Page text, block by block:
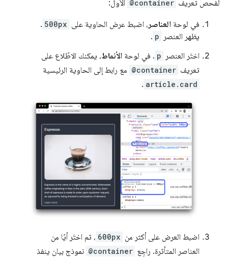
لفحص تعريف @container الأول:
في لوحة العناصر ، اضبط عرض الحاوية على 500px
.
يظهر العنصر
p
.
اختَر العنصر
p . في لوحة الأنماط، يمكنك الاطّلاع على
تعريف @container مع رابط إلى الحاوية الرئيسية
article.card
.
اضبط العرض على أكثر من 600px ، ثم اختَر أيًا من
العناصر المتأثرة. راجِع @container نموذج بيان ينفذ